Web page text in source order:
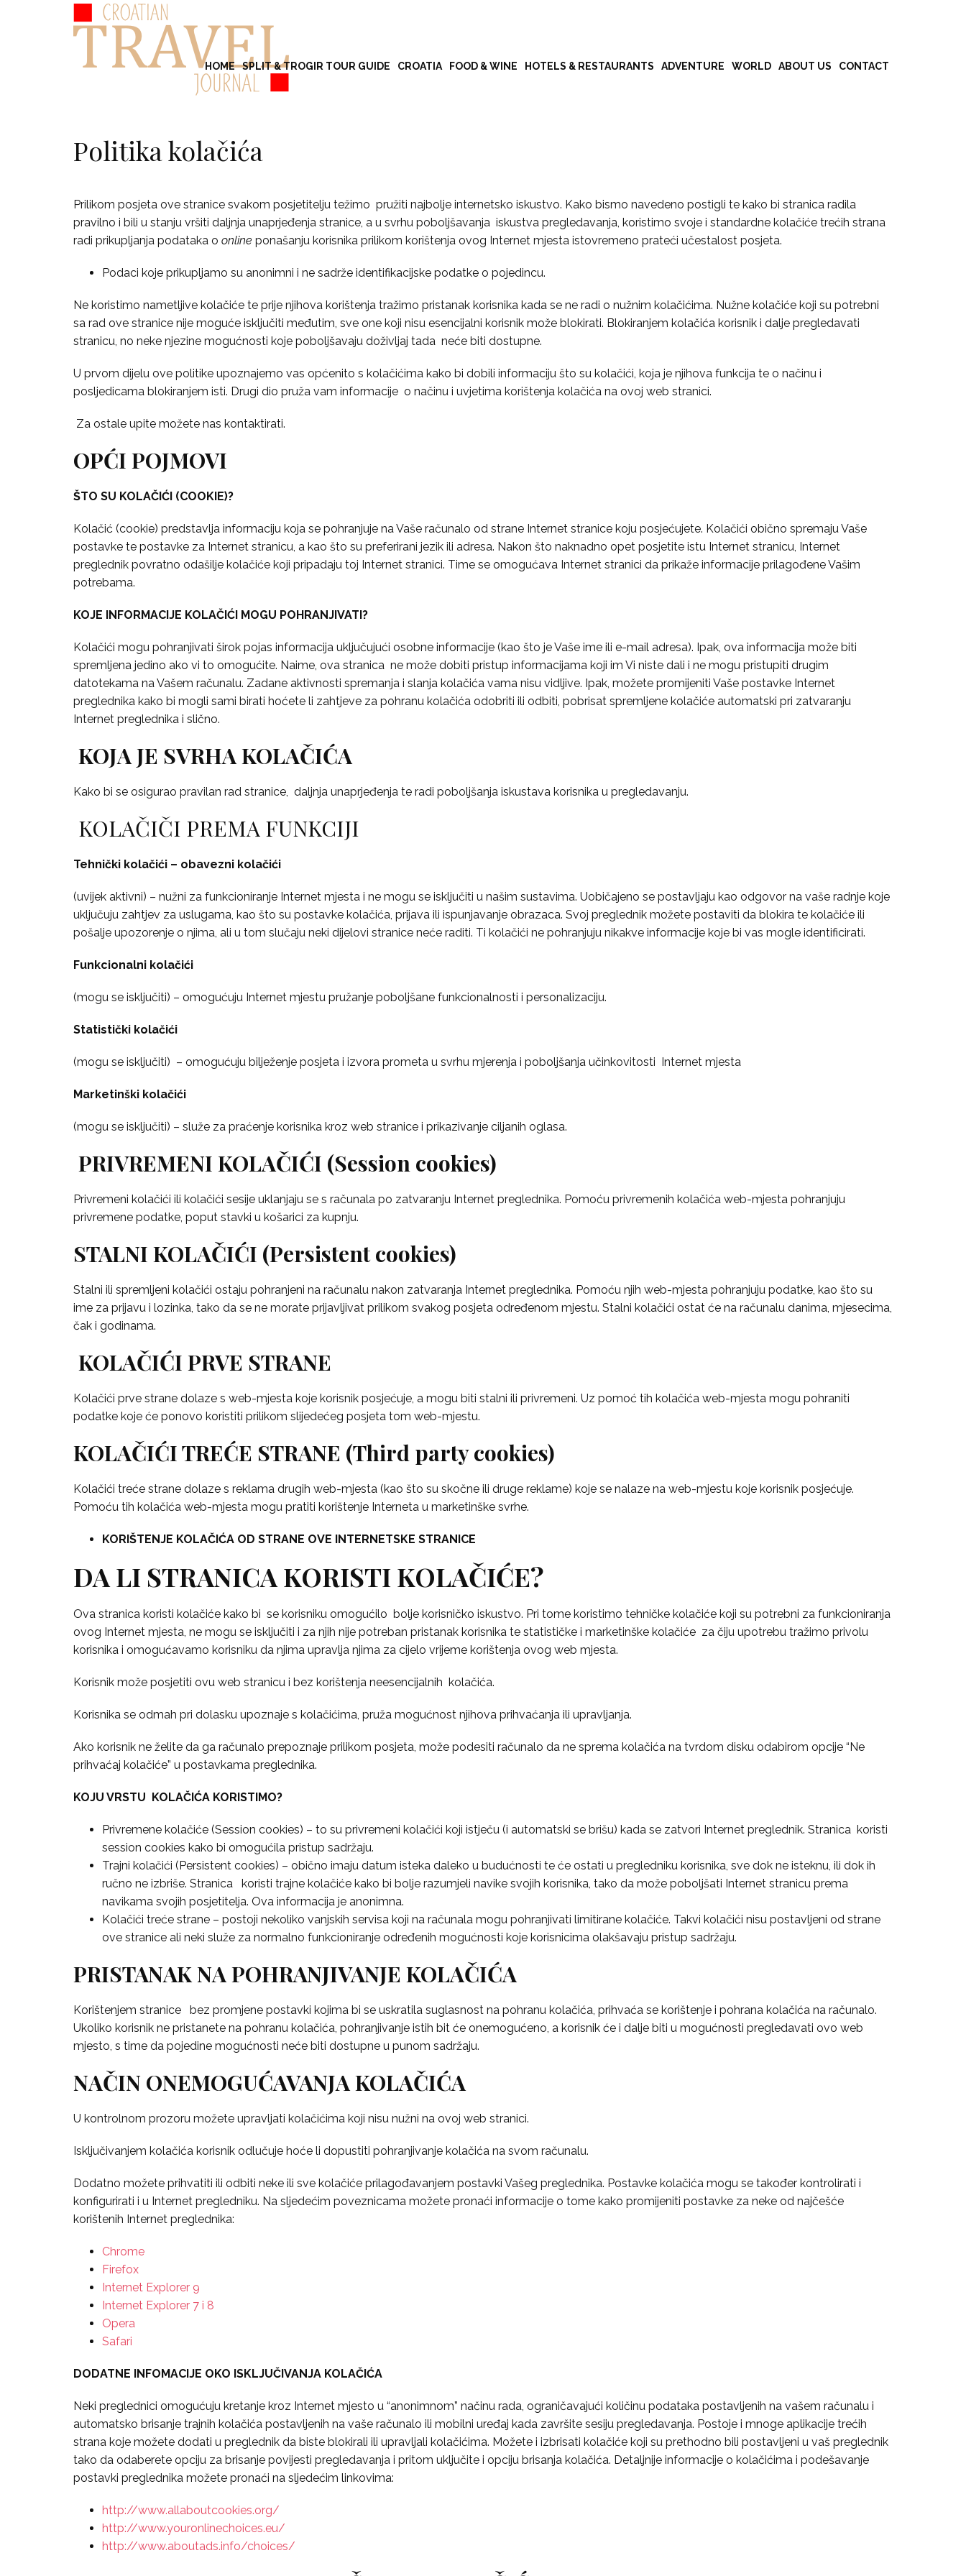
HOME SPLIT & TROGIR TOUR GUIDE CROATIA FOOD & WINE HOTELS & RESTAURANTS ADVENTURE WORLD ABOUT US CONTACT
Politika kolačića
Prilikom posjeta ove stranice svakom posjetitelju težimo pružiti najbolje internetsko iskustvo. Kako bismo navedeno postigli te kako bi stranica radila
pravilno i bili u stanju vršiti daljnja unaprjeđenja stranice, a u svrhu poboljšavanja iskustva pregledavanja, koristimo svoje i standardne kolačiće trećih strana
radi prikupljanja podataka o online ponašanju korisnika prilikom korištenja ovog Internet mjesta istovremeno prateći učestalost posjeta.
Podaci koje prikupljamo su anonimni i ne sadrže identifikacijske podatke o pojedincu.
Ne koristimo nametljive kolačiće te prije njihova korištenja tražimo pristanak korisnika kada se ne radi o nužnim kolačićima. Nužne kolačiće koji su potrebni
sa rad ove stranice nije moguće isključiti međutim, sve one koji nisu esencijalni korisnik može blokirati. Blokiranjem kolačića korisnik i dalje pregledavati
stranicu, no neke njezine mogućnosti koje poboljšavaju doživljaj tada neće biti dostupne.
U prvom dijelu ove politike upoznajemo vas općenito s kolačićima kako bi dobili informaciju što su kolačići, koja je njihova funkcija te o načinu i
posljedicama blokiranjem isti. Drugi dio pruža vam informacije o načinu i uvjetima korištenja kolačića na ovoj web stranici.
Za ostale upite možete nas kontaktirati.
OPĆI POJMOVI
ŠTO SU KOLAČIĆI (COOKIE)?
Kolačić (cookie) predstavlja informaciju koja se pohranjuje na Vaše računalo od strane Internet stranice koju posjećujete. Kolačići obično spremaju Vaše
postavke te postavke za Internet stranicu, a kao što su preferirani jezik ili adresa. Nakon što naknadno opet posjetite istu Internet stranicu, Internet
preglednik povratno odašilje kolačiće koji pripadaju toj Internet stranici. Time se omogućava Internet stranici da prikaže informacije prilagođene Vašim
potrebama.
KOJE INFORMACIJE KOLAČIĆI MOGU POHRANJIVATI?
Kolačići mogu pohranjivati širok pojas informacija uključujući osobne informacije (kao što je Vaše ime ili e-mail adresa). Ipak, ova informacija može biti
spremljena jedino ako vi to omogućite. Naime, ova stranica ne može dobiti pristup informacijama koji im Vi niste dali i ne mogu pristupiti drugim
datotekama na Vašem računalu. Zadane aktivnosti spremanja i slanja kolačića vama nisu vidljive. Ipak, možete promijeniti Vaše postavke Internet
preglednika kako bi mogli sami birati hoćete li zahtjeve za pohranu kolačića odobriti ili odbiti, pobrisat spremljene kolačiće automatski pri zatvaranju
Internet preglednika i slično.
KOJA JE SVRHA KOLAČIĆA
Kako bi se osigurao pravilan rad stranice, daljnja unaprjeđenja te radi poboljšanja iskustava korisnika u pregledavanju.
KOLAČIČI PREMA FUNKCIJI
Tehnički kolačići – obavezni kolačići
(uvijek aktivni) – nužni za funkcioniranje Internet mjesta i ne mogu se isključiti u našim sustavima. Uobičajeno se postavljaju kao odgovor na vaše radnje koje
uključuju zahtjev za uslugama, kao što su postavke kolačića, prijava ili ispunjavanje obrazaca. Svoj preglednik možete postaviti da blokira te kolačiće ili
pošalje upozorenje o njima, ali u tom slučaju neki dijelovi stranice neće raditi. Ti kolačići ne pohranjuju nikakve informacije koje bi vas mogle identificirati.
Funkcionalni kolačići
(mogu se isključiti) – omogućuju Internet mjestu pružanje poboljšane funkcionalnosti i personalizaciju.
Statistički kolačići
(mogu se isključiti) – omogućuju bilježenje posjeta i izvora prometa u svrhu mjerenja i poboljšanja učinkovitosti Internet mjesta
Marketinški kolačići
(mogu se isključiti) – služe za praćenje korisnika kroz web stranice i prikazivanje ciljanih oglasa.
PRIVREMENI KOLAČIĆI (Session cookies)
Privremeni kolačići ili kolačići sesije uklanjaju se s računala po zatvaranju Internet preglednika. Pomoću privremenih kolačića web-mjesta pohranjuju
privremene podatke, poput stavki u košarici za kupnju.
STALNI KOLAČIĆI (Persistent cookies)
Stalni ili spremljeni kolačići ostaju pohranjeni na računalu nakon zatvaranja Internet preglednika. Pomoću njih web-mjesta pohranjuju podatke, kao što su
ime za prijavu i lozinka, tako da se ne morate prijavljivat prilikom svakog posjeta određenom mjestu. Stalni kolačići ostat će na računalu danima, mjesecima,
čak i godinama.
KOLAČIĆI PRVE STRANE
Kolačići prve strane dolaze s web-mjesta koje korisnik posjećuje, a mogu biti stalni ili privremeni. Uz pomoć tih kolačića web-mjesta mogu pohraniti
podatke koje će ponovo koristiti prilikom slijedećeg posjeta tom web-mjestu.
KOLAČIĆI TREĆE STRANE (Third party cookies)
Kolačići treće strane dolaze s reklama drugih web-mjesta (kao što su skočne ili druge reklame) koje se nalaze na web-mjestu koje korisnik posjećuje.
Pomoću tih kolačića web-mjesta mogu pratiti korištenje Interneta u marketinške svrhe.
KORIŠTENJE KOLAČIĆA OD STRANE OVE INTERNETSKE STRANICE
DA LI STRANICA KORISTI KOLAČIĆE?
Ova stranica koristi kolačiće kako bi se korisniku omogućilo bolje korisničko iskustvo. Pri tome koristimo tehničke kolačiće koji su potrebni za funkcioniranja
ovog Internet mjesta, ne mogu se isključiti i za njih nije potreban pristanak korisnika te statističke i marketinške kolačiće za čiju upotrebu tražimo privolu
korisnika i omogućavamo korisniku da njima upravlja njima za cijelo vrijeme korištenja ovog web mjesta.
Korisnik može posjetiti ovu web stranicu i bez korištenja neesencijalnih kolačića.
Korisnika se odmah pri dolasku upoznaje s kolačićima, pruža mogućnost njihova prihvaćanja ili upravljanja.
Ako korisnik ne želite da ga računalo prepoznaje prilikom posjeta, može podesiti računalo da ne sprema kolačića na tvrdom disku odabirom opcije “Ne
prihvaćaj kolačiće” u postavkama preglednika.
KOJU VRSTU KOLAČIĆA KORISTIMO?
Privremene kolačiće (Session cookies) – to su privremeni kolačići koji istječu (i automatski se brišu) kada se zatvori Internet preglednik. Stranica koristi
session cookies kako bi omogućila pristup sadržaju.
Trajni kolačići (Persistent cookies) – obično imaju datum isteka daleko u budućnosti te će ostati u pregledniku korisnika, sve dok ne isteknu, ili dok ih
ručno ne izbriše. Stranica koristi trajne kolačiće kako bi bolje razumjeli navike svojih korisnika, tako da može poboljšati Internet stranicu prema
navikama svojih posjetitelja. Ova informacija je anonimna.
Kolačići treće strane – postoji nekoliko vanjskih servisa koji na računala mogu pohranjivati limitirane kolačiće. Takvi kolačići nisu postavljeni od strane
ove stranice ali neki služe za normalno funkcioniranje određenih mogućnosti koje korisnicima olakšavaju pristup sadržaju.
PRISTANAK NA POHRANJIVANJE KOLAČIĆA
Korištenjem stranice bez promjene postavki kojima bi se uskratila suglasnost na pohranu kolačića, prihvaća se korištenje i pohrana kolačića na računalo.
Ukoliko korisnik ne pristanete na pohranu kolačića, pohranjivanje istih bit će onemogućeno, a korisnik će i dalje biti u mogućnosti pregledavati ovo web
mjesto, s time da pojedine mogućnosti neće biti dostupne u punom sadržaju.
NAČIN ONEMOGUĆAVANJA KOLAČIĆA
U kontrolnom prozoru možete upravljati kolačićima koji nisu nužni na ovoj web stranici.
Isključivanjem kolačića korisnik odlučuje hoće li dopustiti pohranjivanje kolačića na svom računalu.
Dodatno možete prihvatiti ili odbiti neke ili sve kolačiće prilagođavanjem postavki Vašeg preglednika. Postavke kolačića mogu se također kontrolirati i
konfigurirati i u Internet pregledniku. Na sljedećim poveznicama možete pronaći informacije o tome kako promijeniti postavke za neke od najčešće
korištenih Internet preglednika:
Chrome
Firefox
Internet Explorer 9
Internet Explorer 7 i 8
Opera
Safari
DODATNE INFOMACIJE OKO ISKLJUČIVANJA KOLAČIĆA
Neki preglednici omogućuju kretanje kroz Internet mjesto u “anonimnom” načinu rada, ograničavajući količinu podataka postavljenih na vašem računalu i
automatsko brisanje trajnih kolačića postavljenih na vaše računalo ili mobilni uređaj kada završite sesiju pregledavanja. Postoje i mnoge aplikacije trećih
strana koje možete dodati u preglednik da biste blokirali ili upravljali kolačićima. Možete i izbrisati kolačiće koji su prethodno bili postavljeni u vaš preglednik
tako da odaberete opciju za brisanje povijesti pregledavanja i pritom uključite i opciju brisanja kolačića. Detaljnije informacije o kolačićima i podešavanje
postavki preglednika možete pronaći na sljedećim linkovima:
http://www.allaboutcookies.org/
http://www.youronlinechoices.eu/
http://www.aboutads.info/choices/